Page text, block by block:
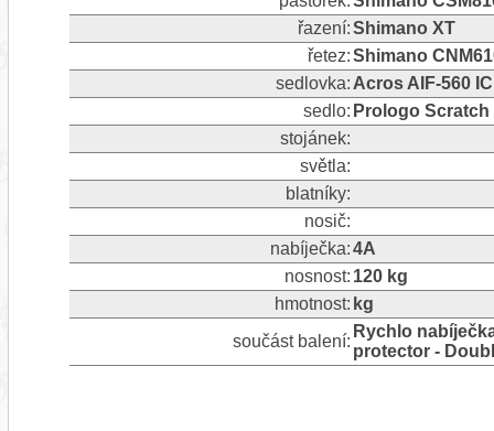
řazení:Shimano XT
řetez:Shimano
sedlovka: Acros AIF-560
sedlo: Prologo Scratch
stojánek:
světla:
blatníky:
nosič:
nabíječka:4A
nosnost: 120 kg
hmotnost: kg
součást balení:
Rychlo
protector -